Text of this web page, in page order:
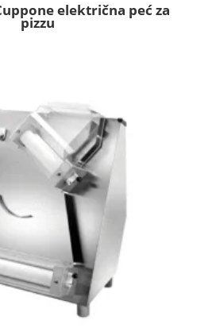
električna peć za
pizzu